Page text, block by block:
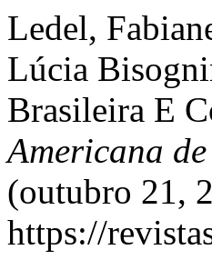
Ledel,
Lúcia
Brasileira E
Americana
(outubro 21,
https://